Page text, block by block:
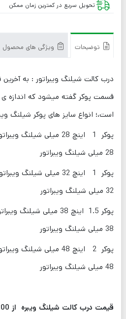
تحویل سریع در کمترین زمان ممکن
توضیحات ویژگی های محصول
درب کالت شیلنگ ویبراتور : به
قسمت پوکر گفته میشود که اندازه ی
است،؛ انواع سایز های پوکر شیلنگ
28 میلی شیلنگ ویبراتور
32 میلی شیلنگ ویبراتور
38 میلی شیلنگ ویبراتور
48 میلی شیلنگ ویبراتور